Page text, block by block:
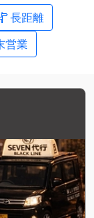
長距離
営業